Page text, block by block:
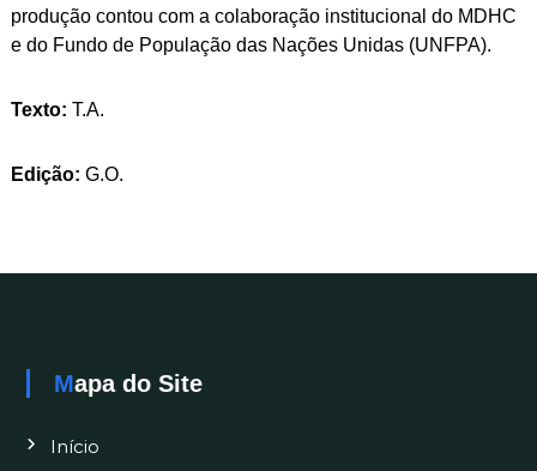
produção contou com a colaboração institucional do MDHC
e do Fundo de População das Nações Unidas (UNFPA).
Texto: T.A.
Edição: G.O.
Mapa do Site
Início